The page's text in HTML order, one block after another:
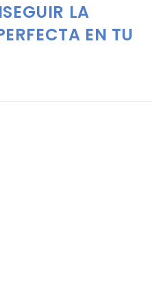
LA
EN TU